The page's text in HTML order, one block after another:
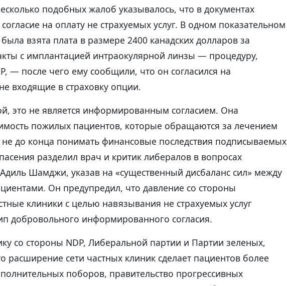
подобных жалоб указывалось, что в документах
на оплату не страхуемых услуг. В одном показательном
взята плата в размере 2400 канадских долларов за
с имплантацией интраокулярной линзы — процедуру,
— после чего ему сообщили, что он согласился на
входящие в страховку опции.
это не является информированным согласием. Она
пожилых пациентов, которые обращаются за лечением
не до конца понимать финансовые последствия подписываемых
разделил врач и критик либералов в вопросах
Шамджи, указав на «существенный дисбаланс сил» между
Он предупредил, что давление со стороны
клиники с целью навязывания не страхуемых услуг
добровольного информированного согласия.
со стороны NDP, Либеральной партии и Партии зеленых,
расширение сети частных клиник сделает пациентов более
поборов, правительство прогрессивных